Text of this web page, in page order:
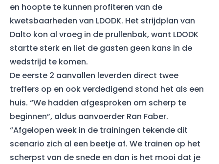
en hoopte te kunnen profiteren van de
kwetsbaarheden van LDODK. Het strijdplan van
Dalto kon al vroeg in de prullenbak, want LDODK
startte sterk en liet de gasten geen kans in de
wedstrijd te komen.
De eerste 2 aanvallen leverden direct twee
treffers op en ook verdedigend stond het als een
huis. “We hadden afgesproken om scherp te
beginnen”, aldus aanvoerder Ran Faber.
“Afgelopen week in de trainingen tekende dit
scenario zich al een beetje af. We trainen op het
scherpst van de snede en dan is het mooi dat je